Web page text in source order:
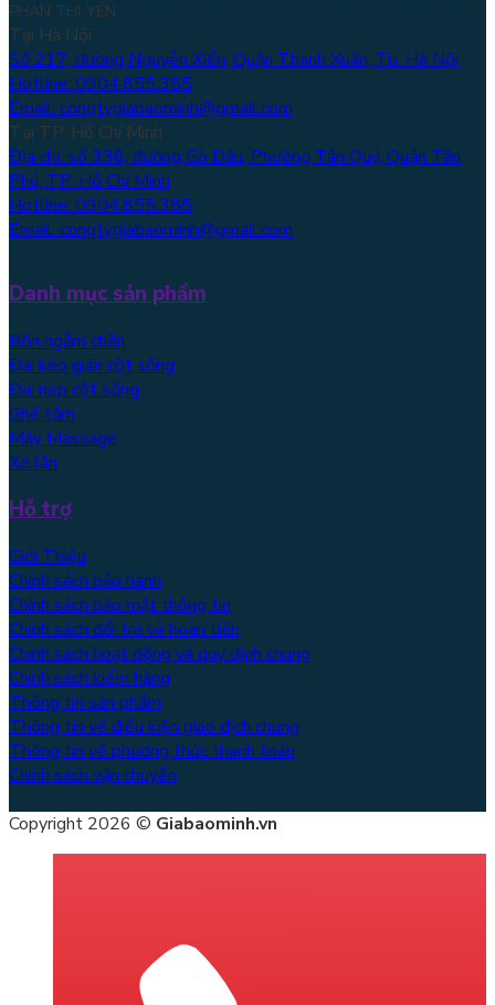
PHAN THỊ YẾN
Tại Hà Nội
Số 217, đường Nguyễn Xiển, Quận Thanh Xuân, Tp. Hà Nội
Hotline: 0904.855.385
Email: congtygiabaominh@gmail.com
Tại TP. Hồ Chí Minh
Địa chỉ: số 336, đường Gò Dầu, Phường Tân Quý, Quận Tân
Phú, TP. Hồ Chí Minh
Hotline: 0904.855.385
Email: congtygiabaominh@gmail.com
Danh mục sản phẩm
Bồn ngâm chân
Đai kéo giãn cột sống
Đai nẹp cột sống
Ghế tắm
Máy Massage
Xe lăn
Hỗ trợ
Giới Thiệu
Chính sách bảo hành
Chính sách bảo mật thông tin
Chính sách đổi trả và hoàn tiền
Chính sách hoạt động và quy định chung
Chính sách kiểm hàng
Thông tin sản phẩm
Thông tin về điều kiện giao dịch chung
Thông tin về phương thức thanh toán
Chính sách vận chuyển
Copyright 2026 © Giabaominh.vn